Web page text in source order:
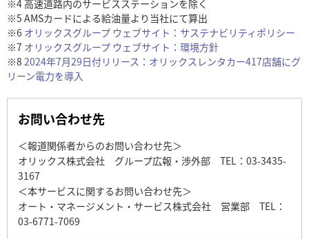
※4 高速道路内のサービスステーションを除く
※5 AMSカードによる給油量より当社にて算出
※6 オリックスグループ ウェブサイト：サステナビリティポリシー
※7 オリックスグループ ウェブサイト：環境方針
※8 2024年7月29日付リリース：オリックスレンタカー417店舗にグ
リーン電力を導入
お問い合わせ先
＜報道関係者からのお問い合わせ先＞
オリックス株式会社 グループ広報・渉外部 TEL：03-3435-
3167
＜本サービスに関するお問い合わせ先＞
オート・マネージメント・サービス株式会社 営業部 TEL：
03-6771-7069